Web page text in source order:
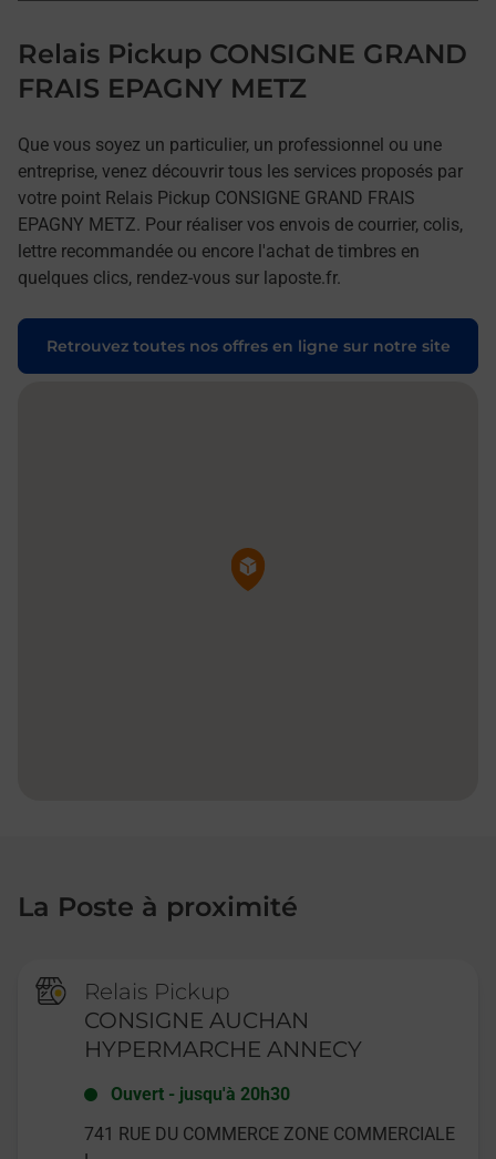
Relais Pickup CONSIGNE GRAND
FRAIS EPAGNY METZ
Que vous soyez un particulier, un professionnel ou une
entreprise, venez découvrir tous les services proposés par
votre point Relais Pickup CONSIGNE GRAND FRAIS
EPAGNY METZ. Pour réaliser vos envois de courrier, colis,
lettre recommandée ou encore l'achat de timbres en
quelques clics, rendez-vous sur laposte.fr.
Retrouvez toutes nos offres en ligne sur notre site
Pin de la carte
La Poste à proximité
Relais Pickup
CONSIGNE AUCHAN
HYPERMARCHE ANNECY
Ouvert - jusqu'à 20h30
741 RUE DU COMMERCE ZONE COMMERCIALE